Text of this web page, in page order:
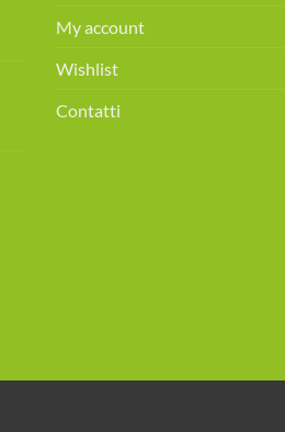
My account
Wishlist
Contatti